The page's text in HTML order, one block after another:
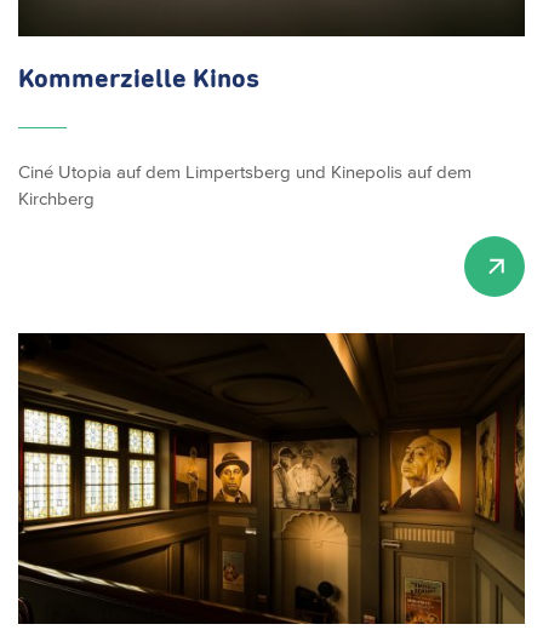
Kommerzielle Kinos
Ciné Utopia auf dem Limpertsberg und Kinepolis auf dem
Kirchberg